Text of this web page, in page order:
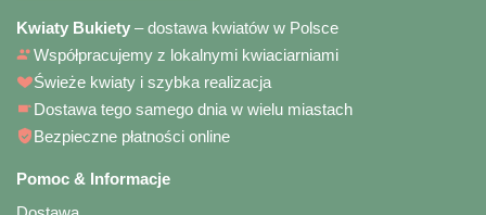
Kwiaty Bukiety – dostawa kwiatów w Polsce
Współpracujemy z lokalnymi kwiaciarniami
Świeże kwiaty i szybka realizacja
Dostawa tego samego dnia w wielu miastach
Bezpieczne płatności online
Pomoc & Informacje